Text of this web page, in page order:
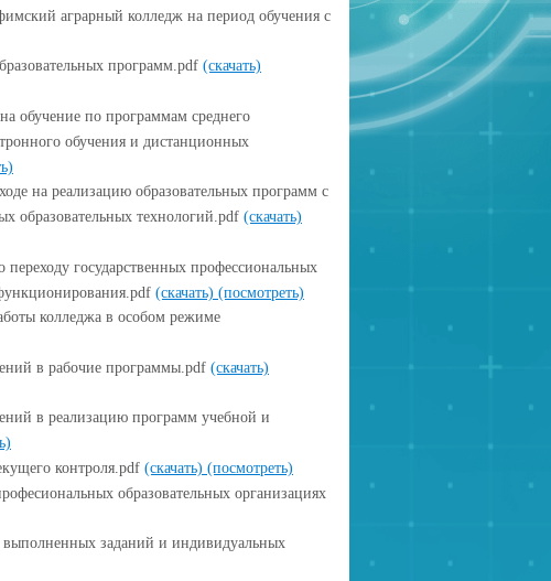
аграрный колледж на период обучения с
программ.pdf (скачать)
обучение по программам среднего
обучения и дистанционных
на реализацию образовательных программ с
образовательных технологий.pdf (скачать)
государственных профессиональных
(скачать) (посмотреть)
колледжа в особом режиме
в рабочие программы.pdf (скачать)
в реализацию программ учебной и
контроля.pdf (скачать) (посмотреть)
образовательных организациях
выполненных заданий и индивидуальных